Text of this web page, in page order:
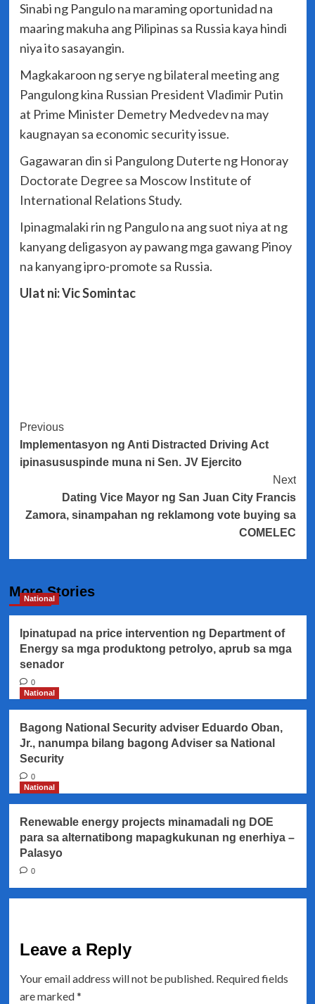
Sinabi ng Pangulo na maraming oportunidad na
maaring makuha ang Pilipinas sa Russia kaya hindi
niya ito sasayangin.
Magkakaroon ng serye ng bilateral meeting ang
Pangulong kina Russian President Vladimir Putin
at Prime Minister Demetry Medvedev na may
kaugnayan sa economic security issue.
Gagawaran din si Pangulong Duterte ng Honoray
Doctorate Degree sa Moscow Institute of
International Relations Study.
Ipinagmalaki rin ng Pangulo na ang suot niya at ng
kanyang deligasyon ay pawang mga gawang Pinoy
na kanyang ipro-promote sa Russia.
Ulat ni: Vic Somintac
Post
Navigation
Previous
Implementasyon ng Anti Distracted Driving Act
ipinasususpinde muna ni Sen. JV Ejercito
Next
Dating Vice Mayor ng San Juan City Francis
Zamora, sinampahan ng reklamong vote buying sa
COMELEC
More Stories
National
Ipinatupad na price intervention ng Department of
Energy sa mga produktong petrolyo, aprub sa mga
senador
0
National
Bagong National Security adviser Eduardo Oban,
Jr., nanumpa bilang bagong Adviser sa National
Security
0
National
Renewable energy projects minamadali ng DOE
para sa alternatibong mapagkukunan ng enerhiya –
Palasyo
0
Leave a Reply
Your email address will not be published. Required fields
are marked*